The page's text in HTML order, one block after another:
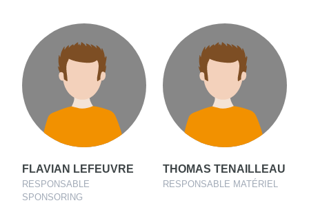
FLAVIAN LEFEUVRE
RESPONSABLE
SPONSORING
THOMAS TENAILLEAU
RESPONSABLE MATÉRIEL